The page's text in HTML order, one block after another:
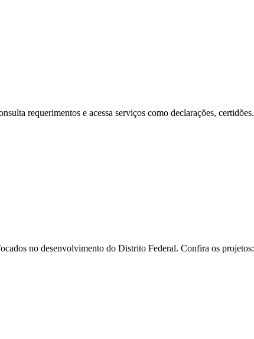
requerimentos e acessa serviços como declarações, certidões.
no desenvolvimento do Distrito Federal. Confira os projetos: